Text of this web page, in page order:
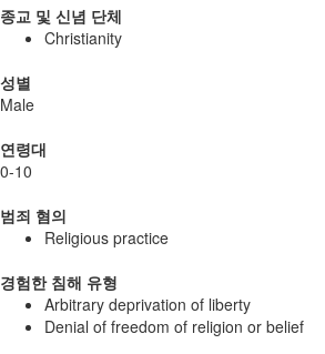
종교 및 신념 단체
Christianity
성별
Male
연령대
0-10
범죄 혐의
Religious practice
경험한 침해 유형
Arbitrary deprivation of liberty
Denial of freedom of religion or belief